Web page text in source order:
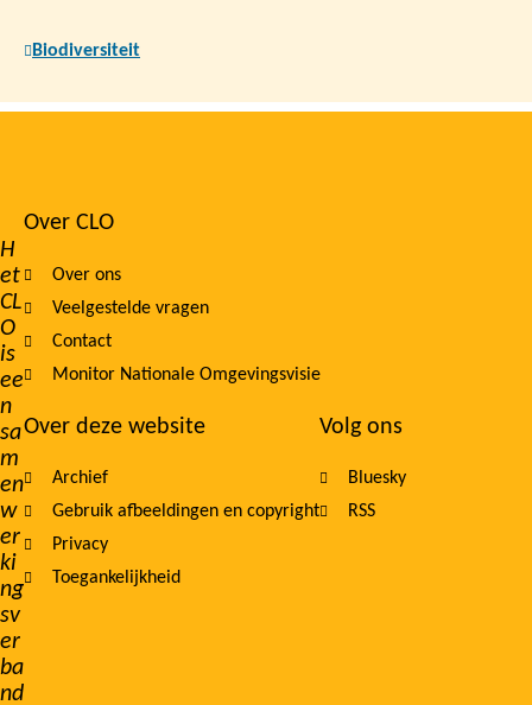
Biodiversiteit
H
et
CL
O
is
ee
n
sa
m
en
w
er
ki
ng
sv
er
ba
nd
Footer
navigation
Over CLO
Over ons
Veelgestelde vragen
Contact
Monitor Nationale Omgevingsvisie
Over deze website
Archief
Gebruik afbeeldingen en copyright
Privacy
Toegankelijkheid
Volg ons
Bluesky
RSS